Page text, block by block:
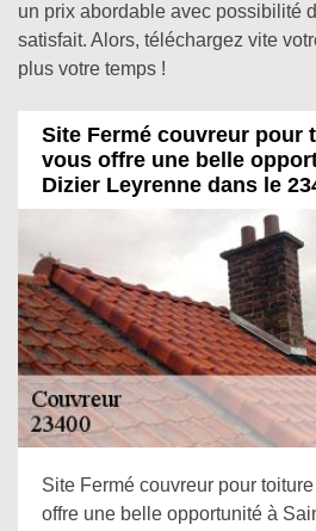
un prix abordable avec possibilité
satisfait. Alors, téléchargez vite
plus votre temps !
Site Fermé couvreur pour
vous offre une belle
Dizier Leyrenne dans le
Site Fermé couvreur pour
offre une belle opportunité à